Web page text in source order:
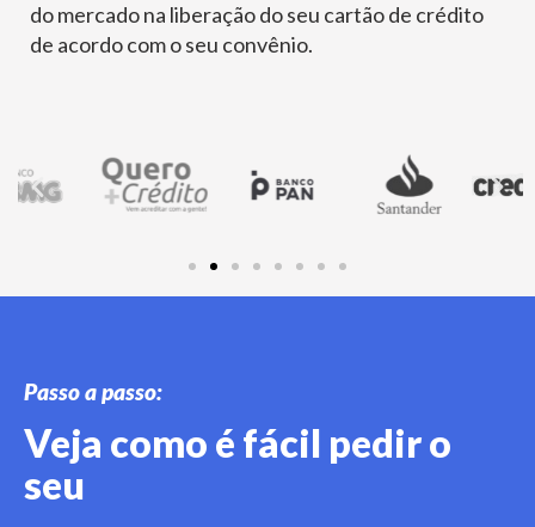
do mercado na liberação do seu cartão de crédito
de acordo com o seu convênio.
Passo a passo:
Veja como é fácil pedir o
seu